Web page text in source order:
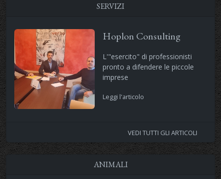
SERVIZI
Hoplon Consulting
L'"esercito" di professionisti
pronto a difendere le piccole
imprese
Leggi l'articolo
VEDI TUTTI GLI ARTICOLI
ANIMALI